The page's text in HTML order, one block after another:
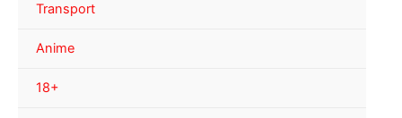
Transport
Anime
18+